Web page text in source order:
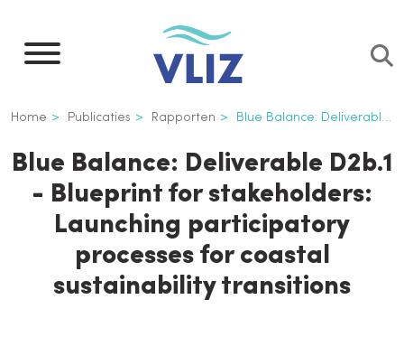
naar
inhoud
gaan
Kruimelpad
Home Publicaties Rapporten Blue Balance: Deliverable D2b.1 - Blueprint for stakeholders: Launching participatory processes for coastal sustainability transitions
Blue Balance: Deliverable D2b.1
- Blueprint for stakeholders:
Launching participatory
processes for coastal
sustainability transitions